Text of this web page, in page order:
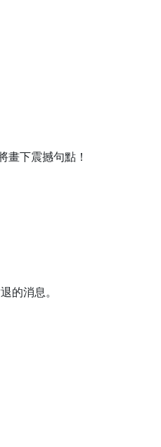
畫下震撼句點！
的消息。